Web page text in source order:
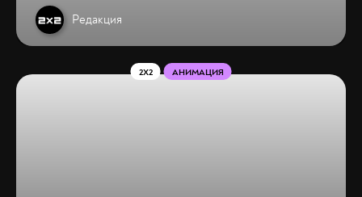
Редакция
2X2 АНИМАЦИЯ